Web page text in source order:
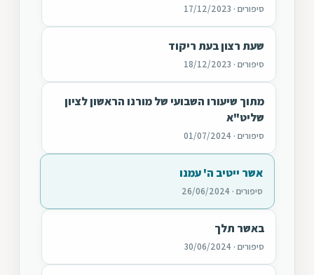
סיפורים · 17/12/2023
שעת רצון בעת ריקוד
סיפורים · 18/12/2023
מתוך שיעורו השבועי של מורנו הראשון לציון
שליט"א
סיפורים · 01/07/2024
אשר ייטיב ה' עמנו
סיפורים · 26/06/2024
באשר תלך
סיפורים · 30/06/2024